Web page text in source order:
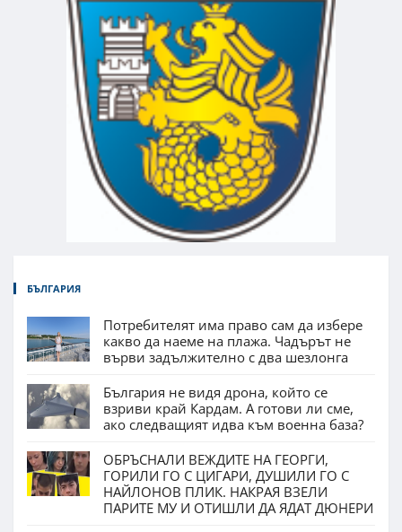
БЪЛГАРИЯ
Потребителят има право сам да избере
какво да наеме на плажа. Чадърът не
върви задължително с два шезлонга
България не видя дрона, който се
взриви край Кардам. А готови ли сме,
ако следващият идва към военна база?
ОБРЪСНАЛИ ВЕЖДИТЕ НА ГЕОРГИ,
ГОРИЛИ ГО С ЦИГАРИ, ДУШИЛИ ГО С
НАЙЛОНОВ ПЛИК. НАКРАЯ ВЗЕЛИ
ПАРИТЕ МУ И ОТИШЛИ ДА ЯДАТ ДЮНЕРИ